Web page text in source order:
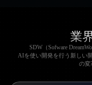
業
SDW（Sofware
AIを使い開発を行う新しい
の変